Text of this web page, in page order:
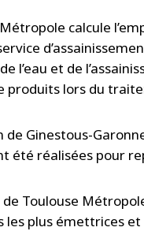
calcule
l’eau et de
produits lors du
Ginestous-
été réalisées pour
Toulouse
plus émettrices